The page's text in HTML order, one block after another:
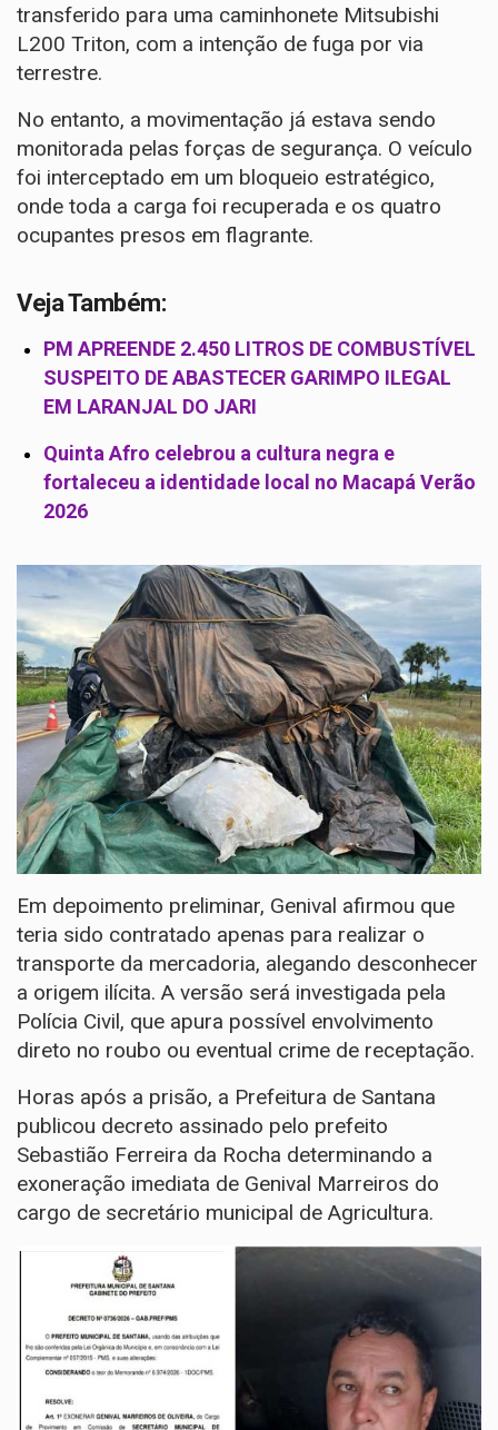
transferido para uma caminhonete Mitsubishi
L200 Triton, com a intenção de fuga por via
terrestre.
No entanto, a movimentação já estava sendo
monitorada pelas forças de segurança. O veículo
foi interceptado em um bloqueio estratégico,
onde toda a carga foi recuperada e os quatro
ocupantes presos em flagrante.
Veja Também:
PM APREENDE 2.450 LITROS DE COMBUSTÍVEL
SUSPEITO DE ABASTECER GARIMPO ILEGAL
EM LARANJAL DO JARI
Quinta Afro celebrou a cultura negra e
fortaleceu a identidade local no Macapá Verão
2026
Em depoimento preliminar, Genival afirmou que
teria sido contratado apenas para realizar o
transporte da mercadoria, alegando desconhecer
a origem ilícita. A versão será investigada pela
Polícia Civil, que apura possível envolvimento
direto no roubo ou eventual crime de receptação.
Horas após a prisão, a Prefeitura de Santana
publicou decreto assinado pelo prefeito
Sebastião Ferreira da Rocha determinando a
exoneração imediata de Genival Marreiros do
cargo de secretário municipal de Agricultura.